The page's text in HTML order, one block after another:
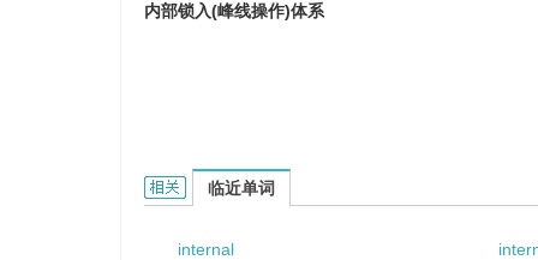
内部锁入(峰线操作)体系
internal lock system的相关资料：
临近单词
internal